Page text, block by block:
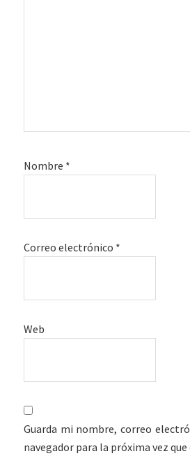
Nombre *
Correo electrónico *
Web
Guarda mi nombre, correo
navegador para la próxima vez